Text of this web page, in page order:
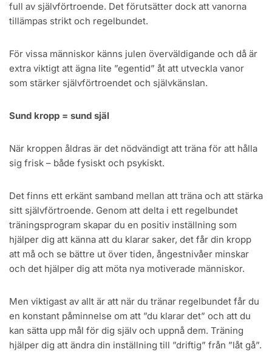
full av självförtroende. Det förutsätter dock att vanorna
tillämpas strikt och regelbundet.
För vissa människor känns julen överväldigande och då är
extra viktigt att ägna lite ”egentid” åt att utveckla vanor
som stärker självförtroendet och självkänslan.
Sund kropp = sund själ
När kroppen åldras är det nödvändigt att träna för att hålla
sig frisk – både fysiskt och psykiskt.
Det finns ett erkänt samband mellan att träna och att stärka
sitt självförtroende. Genom att delta i ett regelbundet
träningsprogram skapar du en positiv inställning som
hjälper dig att känna att du klarar saker, det får din kropp
att må och se bättre ut över tiden, ångestnivåer minskar
och det hjälper dig att möta nya motiverade människor.
Men viktigast av allt är att när du tränar regelbundet får du
en konstant påminnelse om att ”du klarar det” och att du
kan sätta upp mål för dig själv och uppnå dem. Träning
hjälper dig att ändra din inställning till ”driftig” från ”låt gå”.